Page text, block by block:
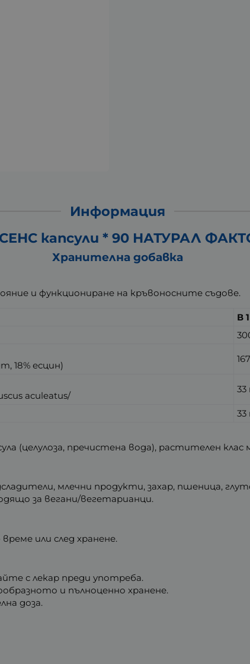
Информация
капсули * 90 НАТУРАЛ
Хранителна добавка
и функциониране на кръвоносните съдове.
В
18% есцин)
aculeatus/
33
33
(целулоза, пречистена вода), растителен
млечни продукти, захар, пшеница,
за вегани/вегетарианци.
или след хранене.
с лекар преди употреба.
и пълноценно хранене.
доза.